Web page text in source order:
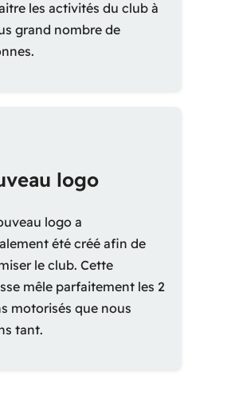
les activités du club à
grand nombre de
logo
logo a
été créé afin de
le club. Cette
mêle parfaitement les 2
motorisés que nous
tant.